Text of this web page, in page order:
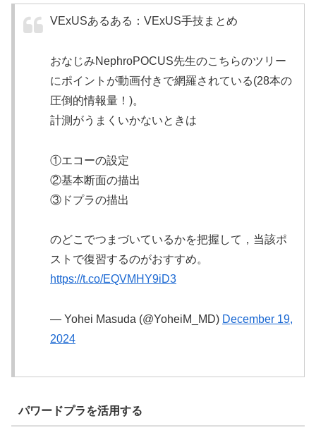
VExUSあるある：VExUS手技まとめ
おなじみNephroPOCUS先生のこちらのツリー
にポイントが動画付きで網羅されている(28本の
圧倒的情報量！)。
計測がうまくいかないときは
①エコーの設定
②基本断面の描出
③ドプラの描出
のどこでつまづいているかを把握して，当該ポ
ストで復習するのがおすすめ。
https://t.co/EQVMHY9iD3
— Yohei Masuda (@YoheiM_MD) December 19,
2024
パワードプラを活用する